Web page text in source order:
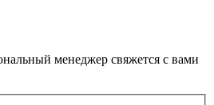
менеджер свяжется с вами